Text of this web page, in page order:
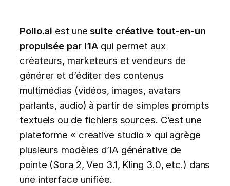
Pollo.ai est unesuite créative tout-en-un
propulsée par l’IA qui permet aux
créateurs, marketeurs et vendeurs de
générer et d’éditer des contenus
multimédias (vidéos, images, avatars
parlants, audio) à partir de simples prompts
textuels ou de fichiers sources. C’est une
plateforme « creative studio » qui agrège
plusieurs modèles d’IA générative de
pointe (Sora 2, Veo 3.1, Kling 3.0, etc.) dans
une interface unifiée.